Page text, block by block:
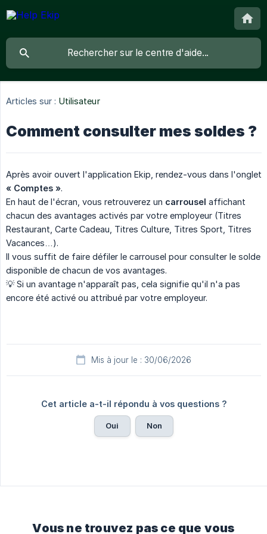
Articles sur : Utilisateur
Comment consulter mes soldes ?
Après avoir ouvert l'application Ekip, rendez-vous dans l'onglet
« Comptes ».
En haut de l'écran, vous retrouverez un carrousel affichant
chacun des avantages activés par votre employeur (Titres
Restaurant, Carte Cadeau, Titres Culture, Titres Sport, Titres
Vacances…).
Il vous suffit de faire défiler le carrousel pour consulter le solde
disponible de chacun de vos avantages.
💡 Si un avantage n'apparaît pas, cela signifie qu'il n'a pas
encore été activé ou attribué par votre employeur.
Mis à jour le : 30/06/2026
Cet article a-t-il répondu à vos questions ?
Oui Non
Vous ne trouvez pas ce que vous